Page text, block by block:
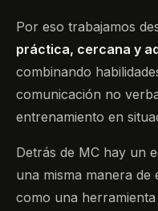
Por eso trabajamos
práctica, cercana y
combinando
comunicación no
entrenamiento en
Detrás de MC hay un
una misma manera
como una